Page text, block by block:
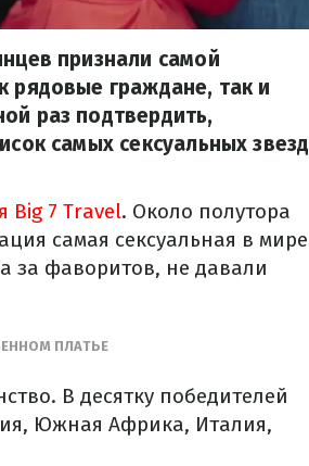
признали самой
рядовые граждане, так и
раз подтвердить,
самых сексуальных звезд
Big 7 Travel. Около полутора
самая сексуальная в
за фаворитов, не давали
ПЛАТЬЕ
В десятку победителей
Южная Африка, Италия,